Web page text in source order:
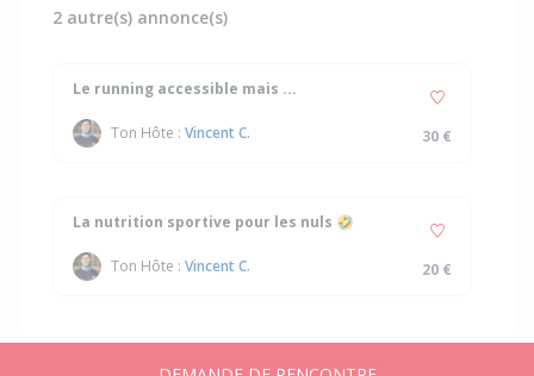
2 autre(s) annonce(s)
Le running accessible mais ...
Ton Hôte : Vincent C. 30 €
La nutrition sportive pour les nuls 🤣
Ton Hôte : Vincent C. 20 €